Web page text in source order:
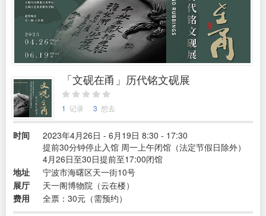
「文砚在甬」历代铭文砚展
1 记录 3 想去
时间
2023年4月26日 - 6月19日 8:30 - 17:30
提前30分钟停止入馆 周一上午闭馆（法定节假日除外）
4月26日至30日提前至17:00闭馆
地址
宁波市海曙区天一街10号
展厅
天一阁博物院（云在楼）
费用
全票：30元（需预约）